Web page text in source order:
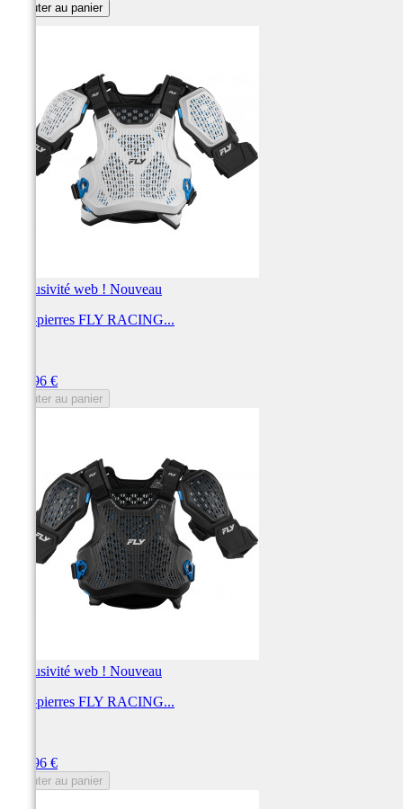
Ajouter au panier
Exclusivité web ! Nouveau
Pare-pierres FLY RACING...
229,96 €
Ajouter au panier
Exclusivité web ! Nouveau
Pare-pierres FLY RACING...
229,96 €
Ajouter au panier